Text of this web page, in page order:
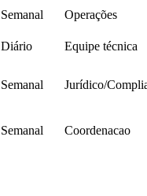
Semanal Operações
Diário Equipe técnica
Semanal Jurídico/
Semanal Coordenacao